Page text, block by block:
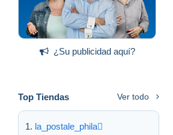
¿Su publicidad aquí?
Top Tiendas Ver todo
la_postale_phila